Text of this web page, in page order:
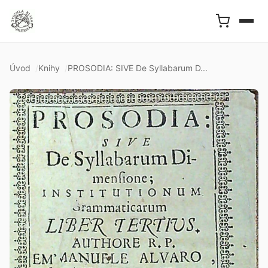
Úvod Knihy PROSODIA: SIVE De Syllabarum D...